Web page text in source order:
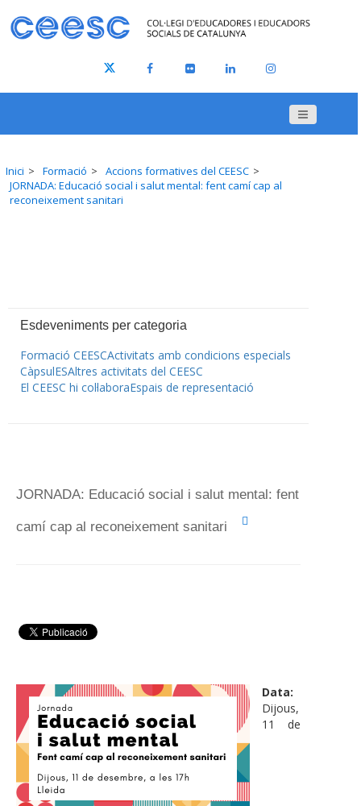
Inici Formació
Accions formatives del CEESC
JORNADA: Educació social i salut mental: fent camí cap al
reconeixement sanitari
Esdeveniments per categoria
Formació CEESCActivitats amb condicions especials
CàpsulESAltres activitats del CEESC
El CEESC hi col·laboraEspais de representació
JORNADA: Educació social i salut mental: fent
camí cap al reconeixement sanitari
Data:
Dijous,
11 de